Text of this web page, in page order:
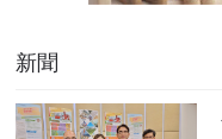
新聞